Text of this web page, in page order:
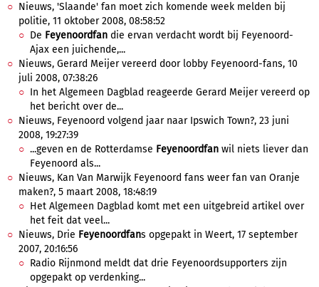
Nieuws, 'Slaande' fan moet zich komende week melden bij
politie, 11 oktober 2008, 08:58:52
De Feyenoordfan die ervan verdacht wordt bij Feyenoord-
Ajax een juichende,...
Nieuws, Gerard Meijer vereerd door lobby Feyenoord-fans, 10
juli 2008, 07:38:26
In het Algemeen Dagblad reageerde Gerard Meijer vereerd op
het bericht over de...
Nieuws, Feyenoord volgend jaar naar Ipswich Town?, 23 juni
2008, 19:27:39
...geven en de Rotterdamse Feyenoordfan wil niets liever dan
Feyenoord als...
Nieuws, Kan Van Marwijk Feyenoord fans weer fan van Oranje
maken?, 5 maart 2008, 18:48:19
Het Algemeen Dagblad komt met een uitgebreid artikel over
het feit dat veel...
Nieuws, Drie Feyenoordfans opgepakt in Weert, 17 september
2007, 20:16:56
Radio Rijnmond meldt dat drie Feyenoordsupporters zijn
opgepakt op verdenking...